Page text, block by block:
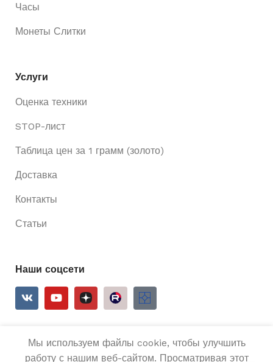
Часы
Монеты Слитки
Услуги
Оценка техники
STOP-лист
Таблица цен за 1 грамм (золото)
Доставка
Контакты
Статьи
Наши соцсети
Ривьера 24 Все права защищены.
Мы используем файлы cookie, чтобы улучшить
работу с нашим веб-сайтом. Просматривая этот